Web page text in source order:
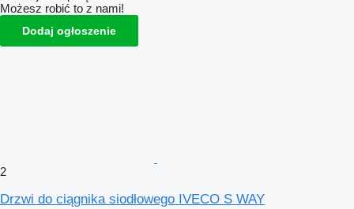
Możesz robić to z nami!
Dodaj ogłoszenie
2
Drzwi do ciągnika siodłowego IVECO S WAY